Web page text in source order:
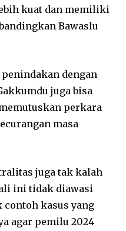
kuat dan memiliki
Bawaslu
dengan
juga bisa
perkara
masa
juga tak kalah
ini tidak diawasi
contoh kasus yang
agar pemilu 2024